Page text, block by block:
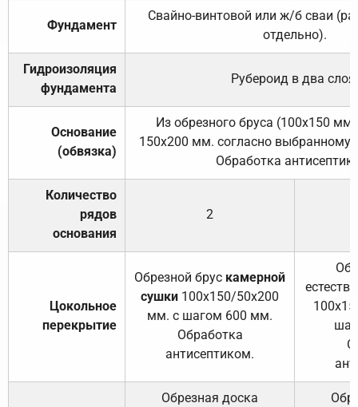
Фундамент
Свайно-винтовой или ж/б сваи
отдельно).
Гидроизоляция
фундамента
Рубероид в два слоя.
Основание
(обвязка)
Из обрезного бруса (100х150
150х200 мм. согласно выбранному
Обработка
Количество
рядов
основания
2
Цокольное
перекрытие
Обрезной брус камерной
сушки 100х150/50х200
мм. с шагом 600 мм.
Обработка
антисептиком.
Обрезная доска